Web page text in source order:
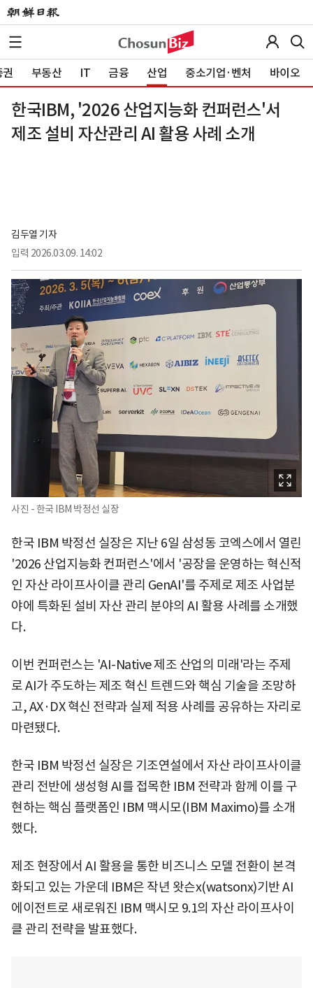
부동산 IT 금융 산업 중소기업·벤처 바이오
한국IBM, '2026 산업지능화 컨퍼런스'서
제조 설비 자산관리 AI 활용 사례 소개
김두열 기자
입력 2026.03.09. 14:02
사진 - 한국 IBM 박정선 실장
한국 IBM 박정선 실장은 지난 6일 삼성동 코엑스에서 열린
'2026 산업지능화 컨퍼런스'에서 '공장을 운영하는 혁신적
인 자산 라이프사이클 관리 GenAI'를 주제로 제조 사업분
야에 특화된 설비 자산 관리 분야의 AI 활용 사례를 소개했
다.
이번 컨퍼런스는 'AI-Native 제조 산업의 미래'라는 주제
로 AI가 주도하는 제조 혁신 트렌드와 핵심 기술을 조망하
고, AX·DX 혁신 전략과 실제 적용 사례를 공유하는 자리로
마련됐다.
한국 IBM 박정선 실장은 기조연설에서 자산 라이프사이클
관리 전반에 생성형 AI를 접목한 IBM 전략과 함께 이를 구
현하는 핵심 플랫폼인 IBM 맥시모(IBM Maximo)를 소개
했다.
제조 현장에서 AI 활용을 통한 비즈니스 모델 전환이 본격
화되고 있는 가운데 IBM은 작년 왓슨x(watsonx)기반 AI
에이전트로 새로워진 IBM 맥시모 9.1의 자산 라이프사이
클 관리 전략을 발표했다.